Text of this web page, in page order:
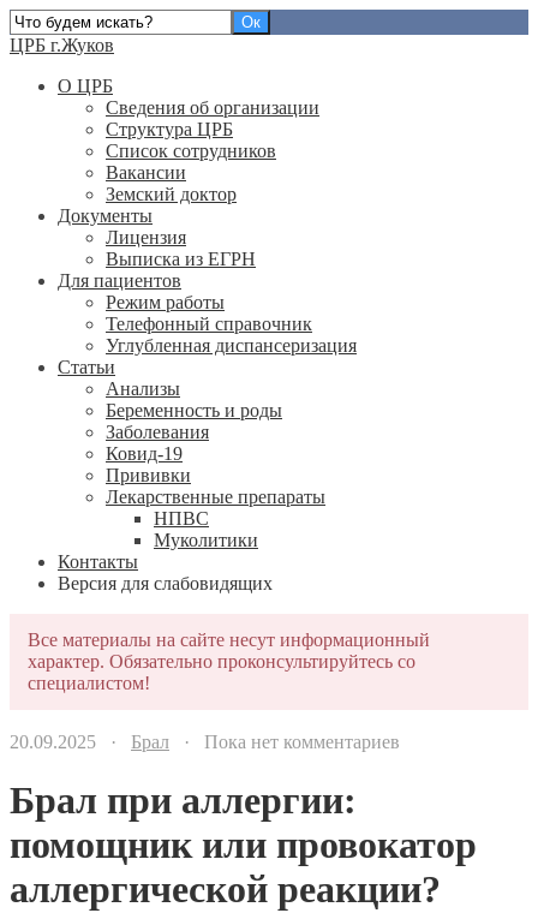
ЦРБ г.Жуков
О ЦРБ
Сведения об организации
Структура ЦРБ
Список сотрудников
Вакансии
Земский доктор
Документы
Лицензия
Выписка из ЕГРН
Для пациентов
Режим работы
Телефонный справочник
Углубленная диспансеризация
Статьи
Анализы
Беременность и роды
Заболевания
Ковид-19
Прививки
Лекарственные препараты
НПВС
Муколитики
Контакты
Версия для слабовидящих
Все материалы на сайте несут информационный
характер. Обязательно проконсультируйтесь со
специалистом!
20.09.2025 · Брал · Пока нет комментариев
Брал при аллергии:
помощник или провокатор
аллергической реакции?